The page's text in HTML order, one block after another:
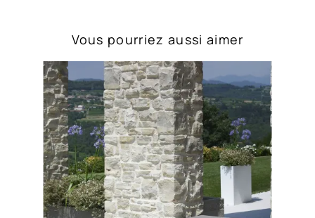
Vous pourriez aussi aimer